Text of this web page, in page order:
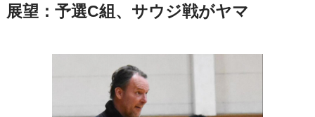
展望：予選C組、サウジ戦がヤマ